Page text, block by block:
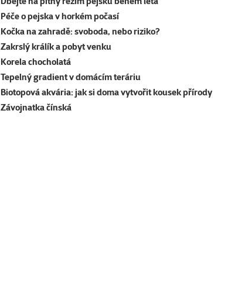
Péče o pejska v horkém počasí
Kočka na zahradě: svoboda, nebo riziko?
Zakrslý králík a pobyt venku
Korela chocholatá
Tepelný gradient v domácím teráriu
Biotopová akvária: jak si doma vytvořit kousek přírody
Závojnatka čínská